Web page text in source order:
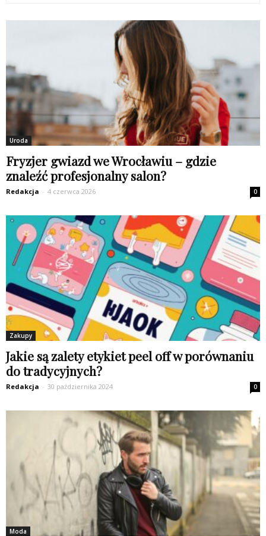
Uroda
Fryzjer gwiazd we Wrocławiu – gdzie
znaleźć profesjonalny salon?
Redakcja - 4 czerwca 2026 0
Zakupy
Jakie są zalety etykiet peel off w porównaniu
do tradycyjnych?
Redakcja - 30 października 2024 0
Moda